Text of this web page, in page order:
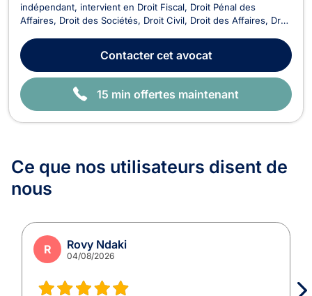
indépendant, intervient en Droit Fiscal, Droit Pénal des
Affaires, Droit des Sociétés, Droit Civil, Droit des Affaires, Droit
Associations et des Fondations et Droit Économique. Avocat
spécialisé en droit fiscal, il met so...
Contactercet avocat
15 min offertes maintenant
Ce que nos utilisateurs disent de
nous
R Rovy Ndaki
04/08/2026